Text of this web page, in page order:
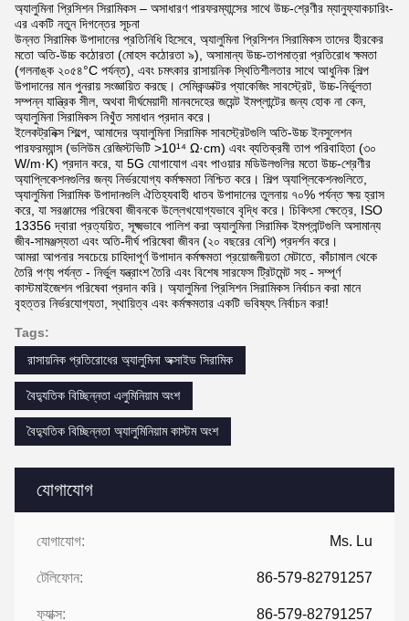
যোগাযোগ
যোগাযোগ: Ms. Lu
টেলিফোন: 86-579-82791257
ফ্যাক্স: 86-579-82791257
অ্যালুমিনা প্রিসিশন সিরামিকস – অসাধারণ পারফরম্যান্সের সাথে উচ্চ-শ্রেণীর ম্যানুফ্যাকচারিং-
এর একটি নতুন দিগন্তের সূচনা
উন্নত সিরামিক উপাদানের প্রতিনিধি হিসেবে, অ্যালুমিনা প্রিসিশন সিরামিকস তাদের হীরকের
মতো অতি-উচ্চ কঠোরতা (মোহস কঠোরতা ৯), অসামান্য উচ্চ-তাপমাত্রা প্রতিরোধ ক্ষমতা
(গলনাঙ্ক ২০৫৪°C পর্যন্ত), এবং চমৎকার রাসায়নিক স্থিতিশীলতার সাথে আধুনিক শিল্প
উপাদানের মান পুনরায় সংজ্ঞায়িত করছে। সেমিকন্ডাক্টর প্যাকেজিং সাবস্ট্রেট, উচ্চ-নির্ভুলতা
সম্পন্ন যান্ত্রিক সীল, অথবা দীর্ঘমেয়াদী মানবদেহের জয়েন্ট ইমপ্লান্টের জন্য হোক না কেন,
অ্যালুমিনা সিরামিকস নিখুঁত সমাধান প্রদান করে।
ইলেকট্রনিক্স শিল্পে, আমাদের অ্যালুমিনা সিরামিক সাবস্ট্রেটগুলি অতি-উচ্চ ইনসুলেশন
পারফরম্যান্স (ভলিউম রেজিস্টভিটি >10¹⁴ Ω·cm) এবং ব্যতিক্রমী তাপ পরিবাহিতা (৩০
W/m·K) প্রদান করে, যা 5G যোগাযোগ এবং পাওয়ার মডিউলগুলির মতো উচ্চ-শ্রেণীর
অ্যাপ্লিকেশনগুলির জন্য নির্ভরযোগ্য কর্মক্ষমতা নিশ্চিত করে। শিল্প অ্যাপ্লিকেশনগুলিতে,
অ্যালুমিনা সিরামিক উপাদানগুলি ঐতিহ্যবাহী ধাতব উপাদানের তুলনায় ৭০% পর্যন্ত ক্ষয় হ্রাস
করে, যা সরঞ্জামের পরিষেবা জীবনকে উল্লেখযোগ্যভাবে বৃদ্ধি করে। চিকিৎসা ক্ষেত্রে, ISO
13356 দ্বারা প্রত্যয়িত, সূক্ষ্মভাবে পালিশ করা অ্যালুমিনা সিরামিক ইমপ্লান্টগুলি অসামান্য
জীব-সামঞ্জস্যতা এবং অতি-দীর্ঘ পরিষেবা জীবন (২০ বছরের বেশি) প্রদর্শন করে।
আমরা আপনার সবচেয়ে চাহিদাপূর্ণ উপাদান কর্মক্ষমতা প্রয়োজনীয়তা মেটাতে, কাঁচামাল থেকে
তৈরি পণ্য পর্যন্ত - নির্ভুল যন্ত্রাংশ তৈরি এবং বিশেষ সারফেস ট্রিটমেন্ট সহ - সম্পূর্ণ
কাস্টমাইজেশন পরিষেবা প্রদান করি। অ্যালুমিনা প্রিসিশন সিরামিকস নির্বাচন করা মানে
বৃহত্তর নির্ভরযোগ্যতা, স্থায়িত্ব এবং কর্মক্ষমতার একটি ভবিষ্যৎ নির্বাচন করা!
Tags:
রাসায়নিক প্রতিরোধের অ্যালুমিনা অক্সাইড সিরামিক
বৈদ্যুতিক বিচ্ছিন্নতা এলুমিনিয়াম অংশ
বৈদ্যুতিক বিচ্ছিন্নতা অ্যালুমিনিয়াম কাস্টম অংশ